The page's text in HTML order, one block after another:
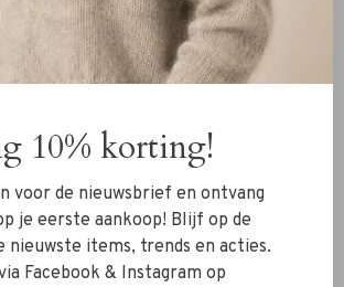
10% korting!
voor de nieuwsbrief en ontvang
je eerste aankoop! Blijf op de
nieuwste items, trends en acties.
Facebook & Instagram op